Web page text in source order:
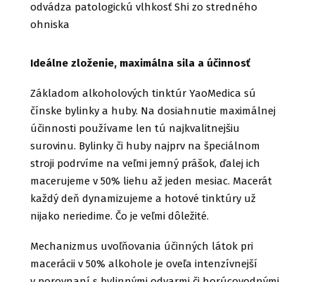
odvádza patologickú vlhkosť Shi zo stredného
ohniska
Ideálne zloženie, maximálna sila a účinnosť
Základom alkoholových tinktúr YaoMedica sú
čínske bylinky a huby. Na dosiahnutie maximálnej
účinnosti používame len tú najkvalitnejšiu
surovinu. Bylinky či huby najprv na špeciálnom
stroji podrvíme na veľmi jemný prášok, ďalej ich
macerujeme v 50% liehu až jeden mesiac. Macerát
každý deň dynamizujeme a hotové tinktúry už
nijako neriedime. Čo je veľmi dôležité.
Mechanizmus uvoľňovania účinných látok pri
macerácii v 50% alkohole je oveľa intenzívnejší